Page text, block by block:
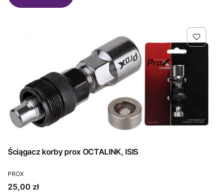
Ściągacz korby prox OCTALINK, ISIS
PRODUCENT
PROX
Cena
25,00 zł